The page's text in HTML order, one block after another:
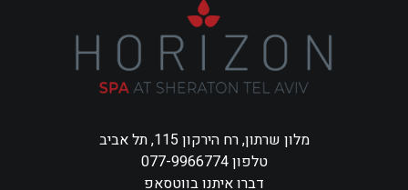
מלון שרתון, רח הירקון 115, תל אביב
טלפון 077-9966774
דברו איתנו בווטסאפ